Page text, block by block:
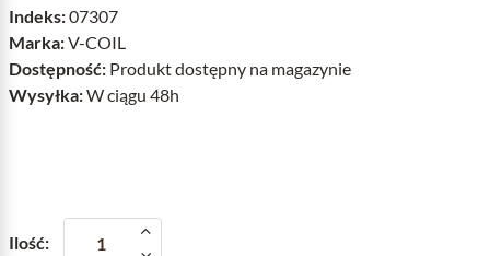
Indeks:07307
Marka:V-COIL
Dostępność: Produkt dostępny na magazynie
Wysyłka:W ciągu 48h
Ilość: